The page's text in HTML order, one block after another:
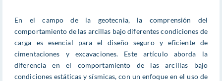
En el campo de la geotecnia, la comprensión del
comportamiento de las arcillas bajo diferentes condiciones de
carga es esencial para el diseño seguro y eficiente de
cimentaciones y excavaciones. Este artículo aborda la
diferencia en el comportamiento de las arcillas bajo
condiciones estáticas y sísmicas, con un enfoque en el uso de